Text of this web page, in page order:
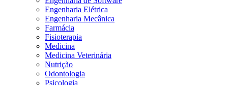
Engenharia Elétrica
Engenharia Mecânica
Farmácia
Fisioterapia
Medicina
Medicina Veterinária
Nutrição
Odontologia
Psicologia